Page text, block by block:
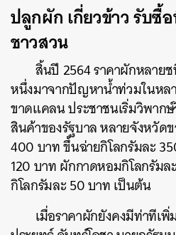
ปลูกผัก เกี่ยวข้าว รับ
ชาวสวน
สิ้นปี 2564 ราคาผักหลาย
หนึ่งมาจากปัญหาน้ำท่วมในห
ขาดแคลน ประชาชนเริ่มวิพาก
สินค้าของรัฐบาล หลายจังหวัด
400 บาท ขึ้นฉ่ายกิโลกรัมละ
120 บาท ผักกาดหอมกิโลกรัมล
กิโลกรัมละ 50 บาท เป็นต้น
เมื่อราคาผักยังคงมีท่าทีเ